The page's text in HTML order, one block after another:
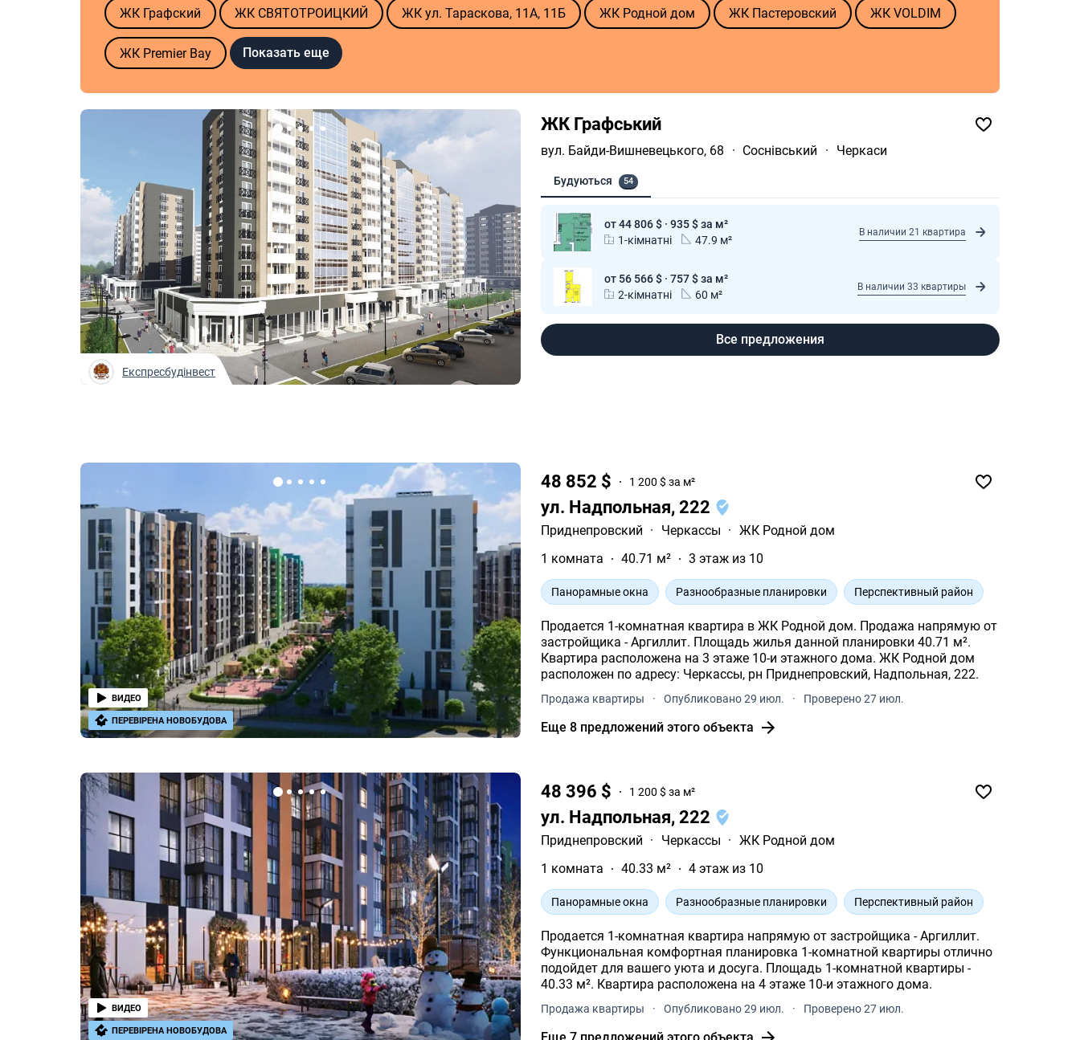
ЖК Графский ЖК СВЯТОТРОИЦКИЙ ЖК ул. Тараскова, 11А, 11Б ЖК Родной дом ЖК Пастеровский ЖК VOLDIM
ЖК Premier Bay Показать еще
ЖК Графський
вул. Байди-Вишневецького, 68 · Соснівський · Черкаси
Будуються 54
от 44 806 $ · 935 $ за м²
1-кімнатні
47.9 м²
В наличии 21 квартира
от 56 566 $ · 757 $ за м²
2-кімнатні
60 м²
В наличии 33 квартиры
Все предложения
Експресбудінвест
48 852 $ 1 200 $ за м²
ул. Надпольная, 222
Приднепровский · Черкассы · ЖК Родной дом
1 комната
40.71 м² 3 этаж из 10
Панорамные окна Разнообразные планировки Перспективный район
Продается 1-комнатная квартира в ЖК Родной дом. Продажа напрямую от
застройщика - Аргиллит. Площадь жилья данной планировки 40.71 м².
Квартира расположена на 3 этаже 10-и этажного дома. ЖК Родной дом
расположен по адресу: Черкассы, рн Приднепровский, Надпольная, 222.
Продажа квартиры · Опубликовано 29 июл. · Проверено 27 июл.
Еще 8 предложений этого объекта
ВИДЕО
ПЕРЕВІРЕНА НОВОБУДОВА
48 396 $ 1 200 $ за м²
ул. Надпольная, 222
Приднепровский · Черкассы · ЖК Родной дом
1 комната
40.33 м² 4 этаж из 10
Панорамные окна Разнообразные планировки Перспективный район
Продается 1-комнатная квартира напрямую от застройщика - Аргиллит.
Функциональная комфортная планировка 1-комнатной квартиры отлично
подойдет для вашего уюта и досуга. Площадь 1-комнатной квартиры -
40.33 м². Квартира расположена на 4 этаже 10-и этажного дома.
Продажа квартиры · Опубликовано 29 июл. · Проверено 27 июл.
ВИДЕО
ПЕРЕВІРЕНА НОВОБУДОВА